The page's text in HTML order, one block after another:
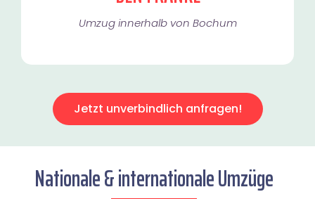
Umzug innerhalb von Bochum​
Jetzt unverbindlich anfragen!
Nationale & internationale Umzüge